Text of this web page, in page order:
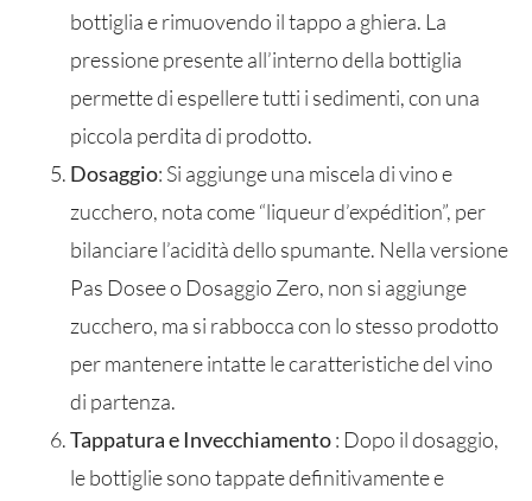
bottiglia e rimuovendo il tappo a ghiera. La
pressione presente all’interno della bottiglia
permette di espellere tutti i sedimenti, con una
piccola perdita di prodotto.
Dosaggio: Si aggiunge una miscela di vino e
zucchero, nota come “liqueur d’expédition”, per
bilanciare l’acidità dello spumante. Nella versione
Pas Dosee o Dosaggio Zero, non si aggiunge
zucchero, ma si rabbocca con lo stesso prodotto
per mantenere intatte le caratteristiche del vino
di partenza.
Tappatura e Invecchiamento: Dopo il dosaggio,
le bottiglie sono tappate definitivamente e